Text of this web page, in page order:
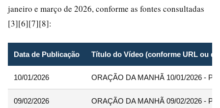
janeiro e março de 2026, conforme as fontes consultadas
[3][6][7][8]:
Data de Publicação Título do Vídeo (conforme URL ou
10/01/2026 ORAÇÃO DA MANHÃ 10/01/2026 -
09/02/2026 ORAÇÃO DA MANHÃ 09/02/2026 -